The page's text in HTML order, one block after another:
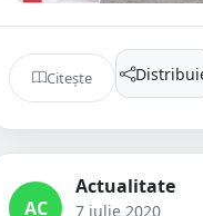
Citește
AC
Actualitate
7 iulie 2020